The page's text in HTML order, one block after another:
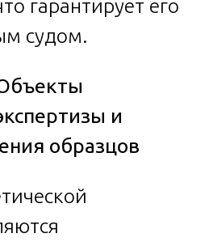
гарантирует его
судом.
и
образцов